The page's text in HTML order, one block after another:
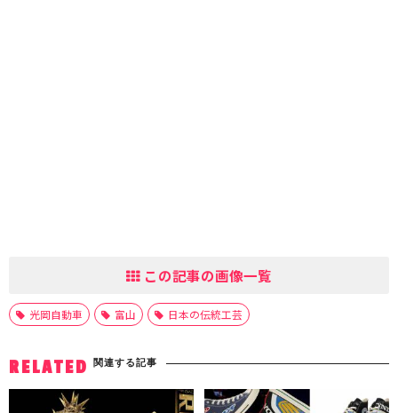
この記事の画像一覧
光岡自動車 富山 日本の伝統工芸
RELATED 関連する記事